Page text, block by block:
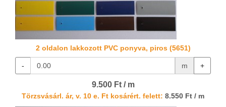
2 oldalon lakkozott PVC ponyva, piros (5651)
- m +
9.500 Ft / m
Törzsvásárl. ár, v. 10 e. Ft kosárért. felett: 8.550 Ft / m